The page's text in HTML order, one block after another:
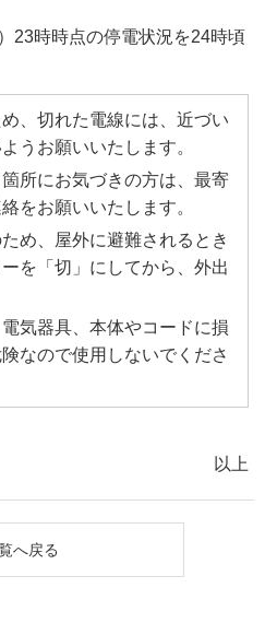
23時時点の停電状況を24時頃
、切れた電線には、近づい
うお願いいたします。
所にお気づきの方は、最寄
をお願いいたします。
め、屋外に避難されるとき
を「切」にしてから、外出
気器具、本体やコードに損
なので使用しないでくださ
以上
へ戻る